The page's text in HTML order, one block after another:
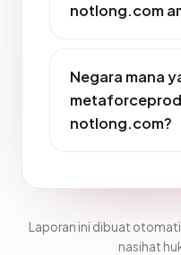
notlong.com
Negara mana
notlong.com?
Laporan ini dibuat
nasihat